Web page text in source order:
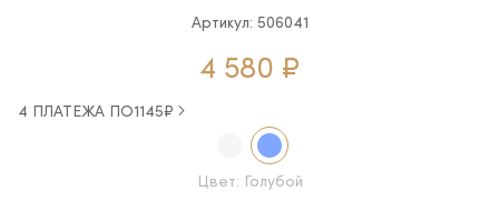
Артикул: 506041
4 580 ₽
4 ПЛАТЕЖА ПО1145₽
Цвет: Голубой